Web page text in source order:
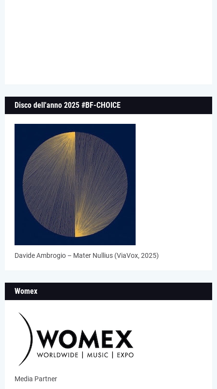
Disco dell'anno 2025 #BF-CHOICE
Davide Ambrogio – Mater Nullius (ViaVox, 2025)
Womex
Media Partner